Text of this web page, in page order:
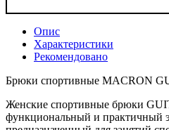
Опис
Характеристики
Рекомендовано
Брюки спортивные MACRON
Женские спортивные брюки
функциональный и практичный